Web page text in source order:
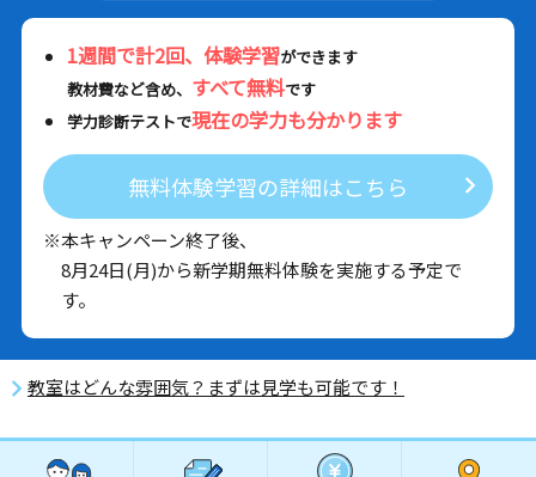
1週間で計2回、体験学習ができます
教材費など含め、 すべて無料です
学力診断テストで現在の学力も分かります
無料体験学習の詳細はこちら
※本キャンペーン終了後、
8月24日(月)から新学期無料体験を実施する予定で
す。
教室はどんな雰囲気？まずは見学も可能です！